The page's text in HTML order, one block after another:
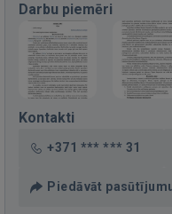
Darbu piemēri
Kontakti
+371 *** *** 31
Piedāvāt